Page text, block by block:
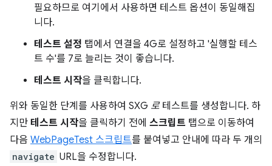
필요하므로 여기에서 사용하면 테스트 옵션이 동일해집
니다.
테스트 설정 탭에서 연결을 4G로 설정하고 '실행할 테스
트 수'를 7로 늘리는 것이 좋습니다.
테스트 시작을 클릭합니다.
위와 동일한 단계를 사용하여 SXG 로테스트를 생성합니다. 하
지만 테스트 시작을 클릭하기 전에 스크립트 탭으로 이동하여
다음 WebPageTest 스크립트를 붙여넣고 안내에 따라 두 개의
navigate URL을 수정합니다.